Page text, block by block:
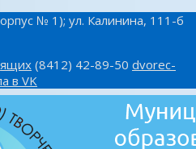
№ 1); ул. Калинина, 111-б
(8412) 42-89-50 dvorec-
в VK